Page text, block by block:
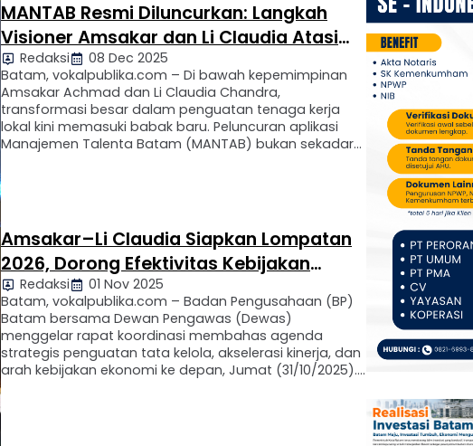
MANTAB Resmi Diluncurkan: Langkah
Visioner Amsakar dan Li Claudia Atasi
Pengangguran di Batam
Redaksi
08 Dec 2025
Batam, vokalpublika.com – Di bawah kepemimpinan
Amsakar Achmad dan Li Claudia Chandra,
transformasi besar dalam penguatan tenaga kerja
lokal kini memasuki babak baru. Peluncuran aplikasi
Manajemen Talenta Batam (MANTAB) bukan sekadar
perusahaan …
Amsakar–Li Claudia Siapkan Lompatan
2026, Dorong Efektivitas Kebijakan
Ekonomi dan Tata Kelola BP Batam
Redaksi
01 Nov 2025
Batam, vokalpublika.com – Badan Pengusahaan (BP)
Batam bersama Dewan Pengawas (Dewas)
menggelar rapat koordinasi membahas agenda
strategis penguatan tata kelola, akselerasi kinerja, dan
arah kebijakan ekonomi ke depan, Jumat (31/10/2025).